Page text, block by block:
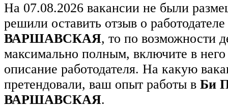
На 07.08.2026 вакансии не были
решили оставить отзыв о работодателе
ВАРШАВСКАЯ, то по возможности
максимально полным, включите в
описание работодателя. На какую
претендовали, ваш опыт работы в Би
ВАРШАВСКАЯ.